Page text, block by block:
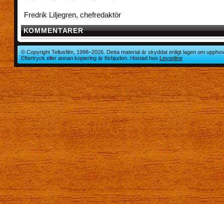
Fredrik Liljegren, chefredaktör
KOMMENTARER
© Copyright Tellusfilm, 1998–2026. Detta material är skyddat enligt lagen om
Eftertryck eller annan kopiering är förbjuden. Hostad hosLevonline